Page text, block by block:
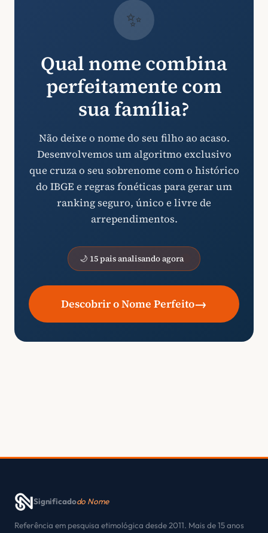
✨
Qual nome combina
perfeitamente com
sua família?
Não deixe o nome do seu filho ao acaso.
Desenvolvemos um algoritmo exclusivo
que cruza o seu sobrenome com o histórico
do IBGE e regras fonéticas para gerar um
ranking seguro, único e livre de
arrependimentos.
🌙 15 pais analisando agora
Descobrir o Nome Perfeito→
Significadodo Nome
Referência em pesquisa etimológica desde 2011. Mais de 15 anos